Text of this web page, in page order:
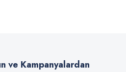
ve Kampanyalardan